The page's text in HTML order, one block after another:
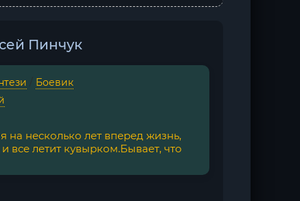
Пинчук
Боевик
на несколько лет вперед жизнь,
все летит кувырком.Бывает, что